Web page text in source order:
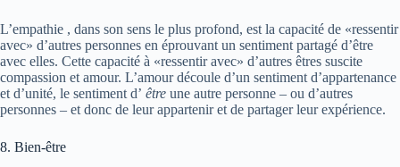
L’empathie , dans son sens le plus profond, est la capacité de «ressentir
avec» d’autres personnes en éprouvant un sentiment partagé d’être
avec elles. Cette capacité à «ressentir avec» d’autres êtres suscite
compassion et amour. L’amour découle d’un sentiment d’appartenance
et d’unité, le sentiment d’ être une autre personne – ou d’autres
personnes – et donc de leur appartenir et de partager leur expérience.
8. Bien-être